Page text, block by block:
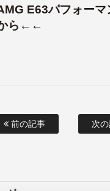
E63パフォー
ら←←
前の記事 次